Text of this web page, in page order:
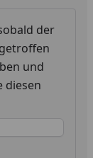
der
und
diesen